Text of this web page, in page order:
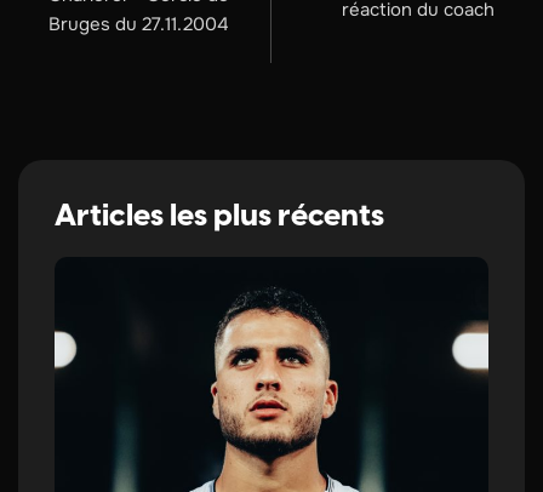
Bruges du 27.11.2004
réaction du coach
Articles les plus récents